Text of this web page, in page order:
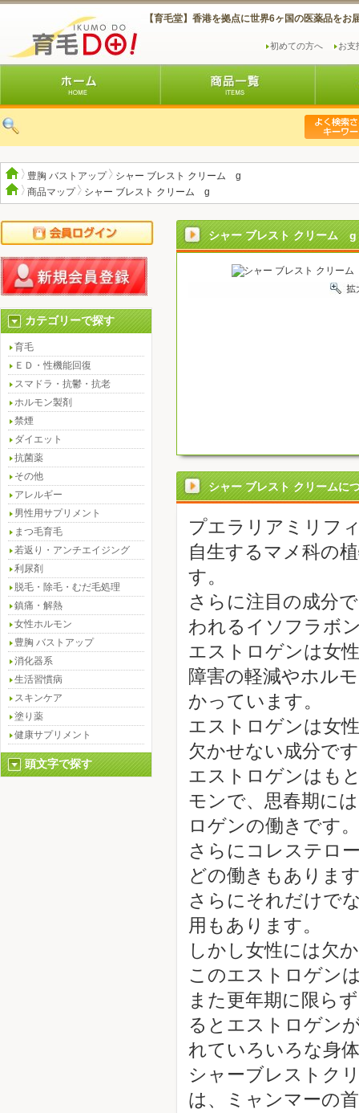
【育毛堂】香港を拠点に世界6ヶ国の医薬品をお
初めての方へ お支
豊胸 バストアップ シャー ブレスト クリーム g
商品マップ シャー ブレスト クリーム g
カテゴリーで探す
育毛
ＥＤ・性機能回復
スマドラ・抗鬱・抗老
ホルモン製剤
禁煙
ダイエット
抗菌薬
その他
アレルギー
男性用サプリメント
まつ毛育毛
若返り・アンチエイジング
利尿剤
脱毛・除毛・むだ毛処理
鎮痛・解熱
女性ホルモン
豊胸 バストアップ
消化器系
生活習慣病
スキンケア
塗り薬
健康サプリメント
頭文字で探す
シャー ブレスト クリーム g
シャー ブレスト クリームに
プエラリアミリフ
自生するマメ科の
す。
さらに注目の成分
われるイソフラボ
エストロゲンは女
障害の軽減やホル
かっています。
エストロゲンは女
欠かせない成分で
エストロゲンはも
モンで、思春期に
ロゲンの働きです。
さらにコレステロ
どの働きもありま
さらにそれだけで
用もあります。
しかし女性には欠
このエストロゲン
また更年期に限ら
るとエストロゲン
れていろいろな身
シャーブレストク
は、ミャンマーの